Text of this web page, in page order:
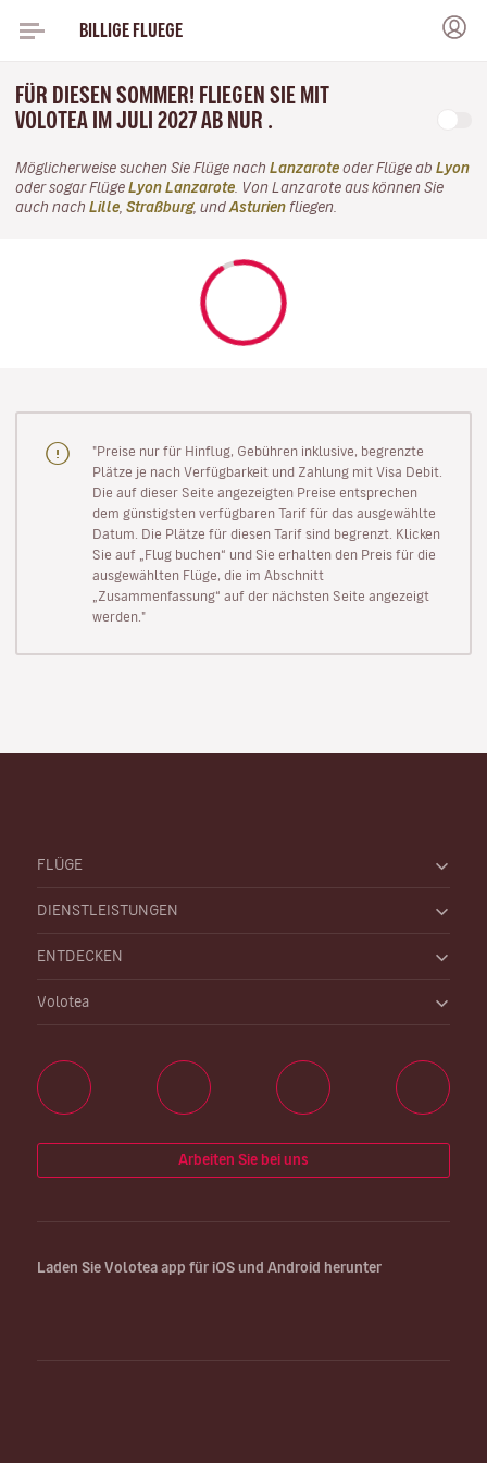
BILLIGE FLUEGE
FÜR DIESEN SOMMER! FLIEGEN SIE MIT
VOLOTEA IM JULI 2027 AB NUR .
Möglicherweise suchen Sie Flüge nach Lanzarote oder Flüge ab Lyon
oder sogar Flüge Lyon Lanzarote . Von Lanzarote aus können Sie
auch nach Lille Straßburg, und Asturien fliegen.
"Preise nur für Hinflug, Gebühren inklusive, begrenzte
Plätze je nach Verfügbarkeit und Zahlung mit Visa Debit.
Die auf dieser Seite angezeigten Preise entsprechen
dem günstigsten verfügbaren Tarif für das ausgewählte
Datum. Die Plätze für diesen Tarif sind begrenzt. Klicken
Sie auf „Flug buchen“ und Sie erhalten den Preis für die
ausgewählten Flüge, die im Abschnitt
„Zusammenfassung“ auf der nächsten Seite angezeigt
werden."
FLÜGE
DIENSTLEISTUNGEN
ENTDECKEN
Volotea
Arbeiten Sie bei uns
Laden Sie Volotea app für iOS und Android herunter